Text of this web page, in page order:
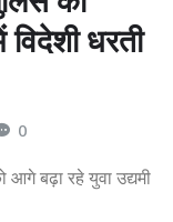
धरती
0
आगे बढ़ा रहे युवा उद्यमी